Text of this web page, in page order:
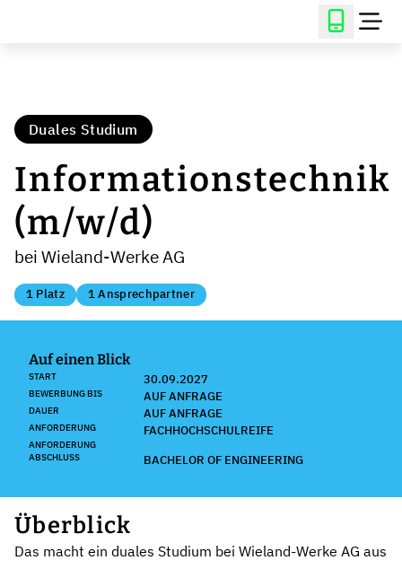
Duales Studium
Informationstechnik
(m/w/d)
bei Wieland-Werke AG
1 Platz 1 Ansprechpartner
Auf einen Blick
START 30.09.2027
BEWERBUNG BIS AUF ANFRAGE
DAUER AUF ANFRAGE
ANFORDERUNG FACHHOCHSCHULREIFE
ANFORDERUNG
ABSCHLUSS
BACHELOR OF ENGINEERING
Überblick
Das macht ein duales Studium bei Wieland-Werke AG aus